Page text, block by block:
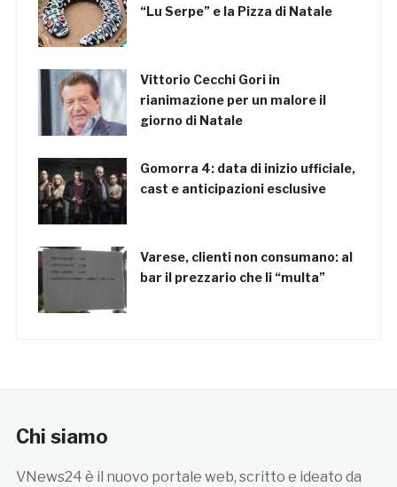
“Lu Serpe” e la Pizza di Natale
Vittorio Cecchi Gori in
rianimazione per un malore il
giorno di Natale
Gomorra 4: data di inizio ufficiale,
cast e anticipazioni esclusive
Varese, clienti non consumano: al
bar il prezzario che li “multa”
Chi siamo
VNews24 è il nuovo portale web, scritto e ideato da